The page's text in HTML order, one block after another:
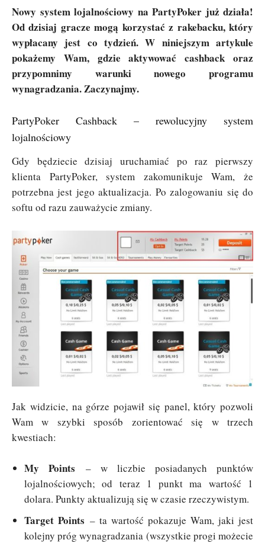
Nowy system lojalnościowy na PartyPoker już działa!
Od dzisiaj gracze mogą korzystać z rakebacku, który
wypłacany jest co tydzień. W niniejszym artykule
pokażemy Wam, gdzie aktywować cashback oraz
przypomnimy warunki nowego programu
wynagradzania. Zaczynajmy.
PartyPoker Cashback – rewolucyjny system
lojalnościowy
Gdy będziecie dzisiaj uruchamiać po raz pierwszy
klienta PartyPoker, system zakomunikuje Wam, że
potrzebna jest jego aktualizacja. Po zalogowaniu się do
softu od razu zauważycie zmiany.
Jak widzicie, na górze pojawił się panel, który pozwoli
Wam w szybki sposób zorientować się w trzech
kwestiach:
My Points – w liczbie posiadanych punktów
lojalnościowych; od teraz 1 punkt ma wartość 1
dolara. Punkty aktualizują się w czasie rzeczywistym.
Target Points – ta wartość pokazuje Wam, jaki jest
kolejny próg wynagradzania (wszystkie progi możecie